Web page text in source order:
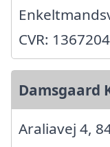
CVR:
Damsgaard
Araliavej 4,